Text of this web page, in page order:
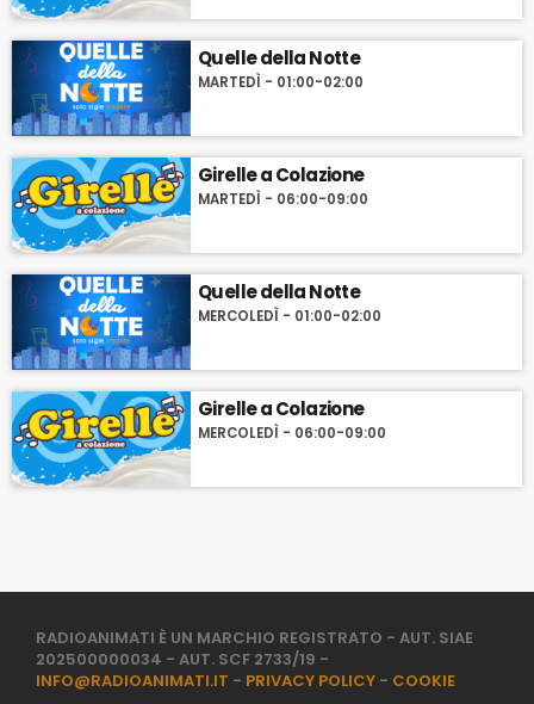
Quelle della Notte
MARTEDÌ - 01:00-02:00
Girelle a Colazione
MARTEDÌ - 06:00-09:00
Quelle della Notte
MERCOLEDÌ - 01:00-02:00
Girelle a Colazione
MERCOLEDÌ - 06:00-09:00
RADIOANIMATI È UN MARCHIO REGISTRATO - AUT. SIAE
202500000034 - AUT. SCF 2733/19 -
INFO@RADIOANIMATI.IT - PRIVACY POLICY - COOKIE